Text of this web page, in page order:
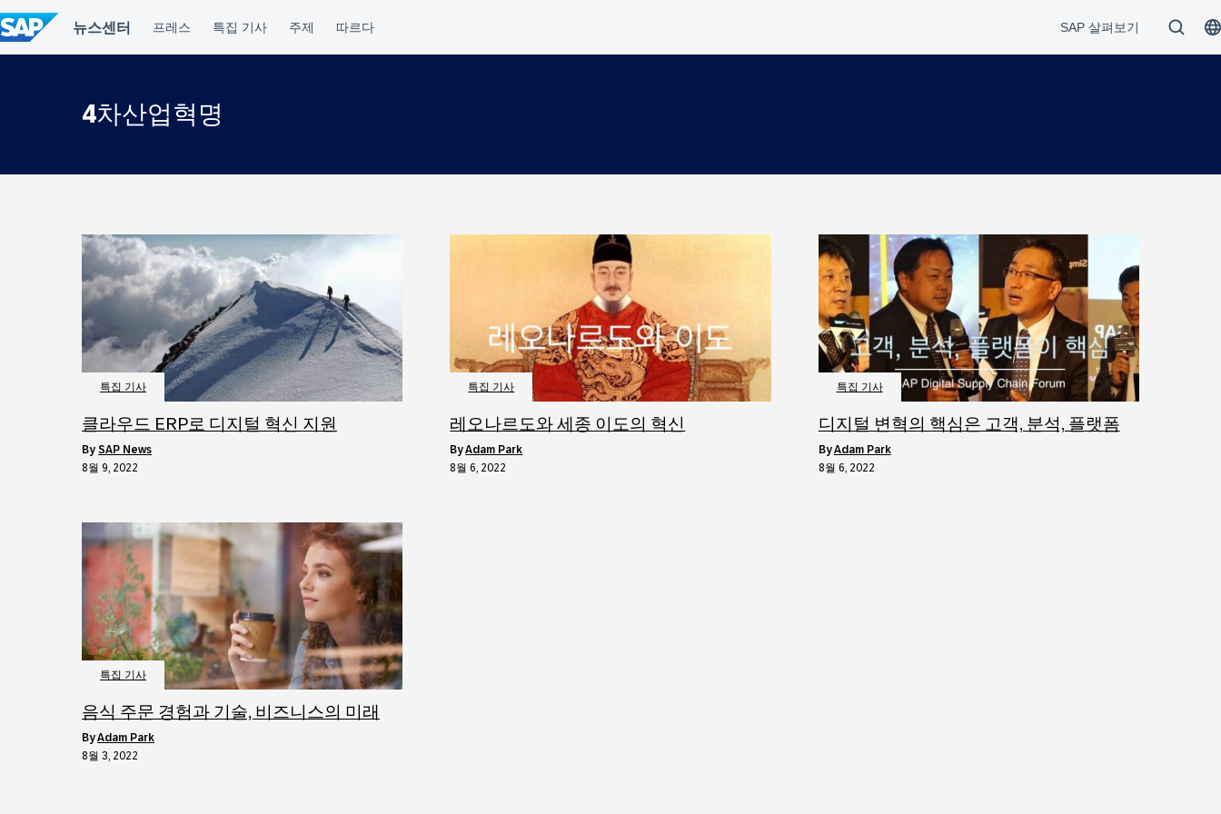
텐
츠
건
4차산업혁명
특집 기사
클라우드 ERP로 디지털 혁신 지원
by SAP News
8월 9, 2022
특집 기사
레오나르도와 세종 이도의 혁신
byAdam Park
8월 6, 2022
특집 기사
디지털 변혁의 핵심은 고객, 분석, 플랫폼
byAdam Park
8월 6, 2022
특집 기사
음식 주문 경험과 기술, 비즈니스의 미래
byAdam Park
8월 3, 2022